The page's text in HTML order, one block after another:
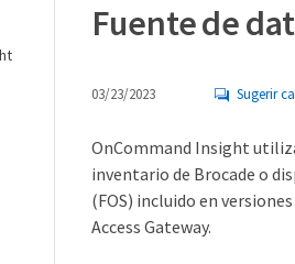
Fuente de
03/23/2023 Sugerir
OnCommand Insight
inventario de Brocade o
(FOS) incluido en
Access Gateway.